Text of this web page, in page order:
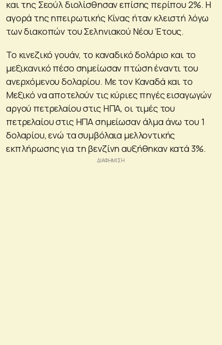
και της Σεούλ διολίσθησαν επίσης περίπου 2%. Η
αγορά της ηπειρωτικής Κίνας ήταν κλειστή λόγω
των διακοπών του Σεληνιακού Νέου Έτους.
Το κινεζικό γουάν, το καναδικό δολάριο και το
μεξικανικό πέσο σημείωσαν πτώση έναντι του
ανερχόμενου δολαρίου. Με τον Καναδά και το
Μεξικό να αποτελούν τις κύριες πηγές εισαγωγών
αργού πετρελαίου στις ΗΠΑ, οι τιμές του
πετρελαίου στις ΗΠΑ σημείωσαν άλμα άνω του 1
δολαρίου, ενώ τα συμβόλαια μελλοντικής
εκπλήρωσης για τη βενζίνη αυξήθηκαν κατά 3%.